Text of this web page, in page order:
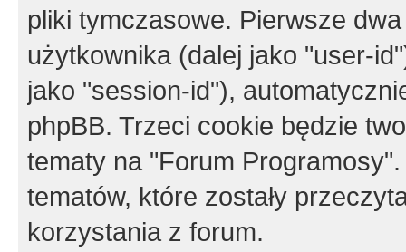
pliki tymczasowe. Pierwsze
użytkownika (dalej jako "user-
jako "session-id"),
phpBB. Trzeci cookie będzie
tematy na "Forum
tematów, które zostały
korzystania z forum.